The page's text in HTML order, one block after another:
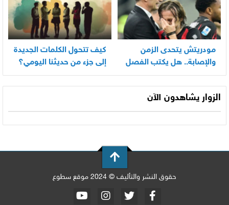
مودريتش يتحدى الزمن
والإصابة.. هل يكتب الفصل
الأخير في أسطورته
المونديالية؟
كيف تتحول الكلمات الجديدة
إلى جزء من حديثنا اليومي؟
الزوار يشاهدون الآن
حقوق النشر والتأليف © 2024 موقع سطوع